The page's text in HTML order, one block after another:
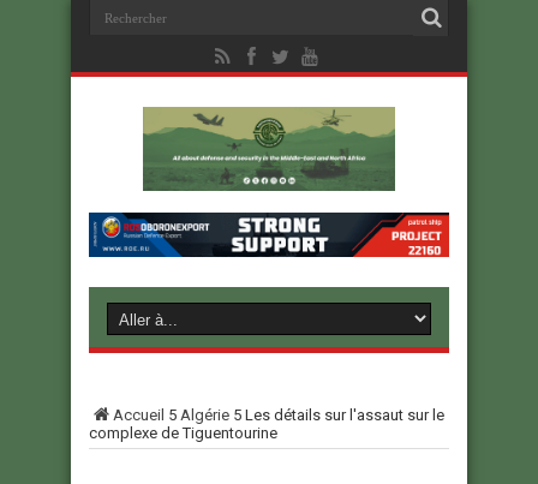
Accueil 5 Algérie 5 Les détails sur l'assaut sur le
complexe de Tiguentourine